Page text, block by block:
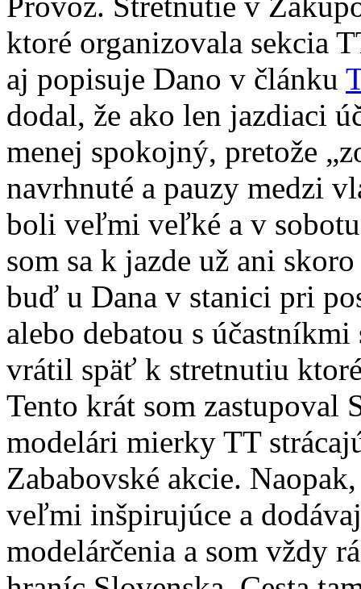
ktoré organizovala sekcia
aj popisuje Dano v článku
dodal, že ako len jazdiaci
menej spokojný, pretože
navrhnuté a pauzy medzi
boli veľmi veľké a v
som sa k jazde už ani
buď u Dana v stanici pri
alebo debatou s
vrátil späť k stretnutiu
Tento krát som zastupoval
modelári mierky TT
Zababovské akcie.
veľmi inšpirujúce a
modelárčenia a som vždy